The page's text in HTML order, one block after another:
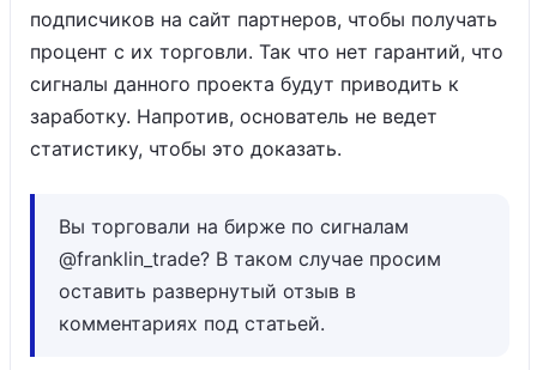
подписчиков на сайт партнеров, чтобы получать
процент с их торговли. Так что нет гарантий, что
сигналы данного проекта будут приводить к
заработку. Напротив, основатель не ведет
статистику, чтобы это доказать.
Вы торговали на бирже по сигналам
@franklin_trade? В таком случае просим
оставить развернутый отзыв в
комментариях под статьей.